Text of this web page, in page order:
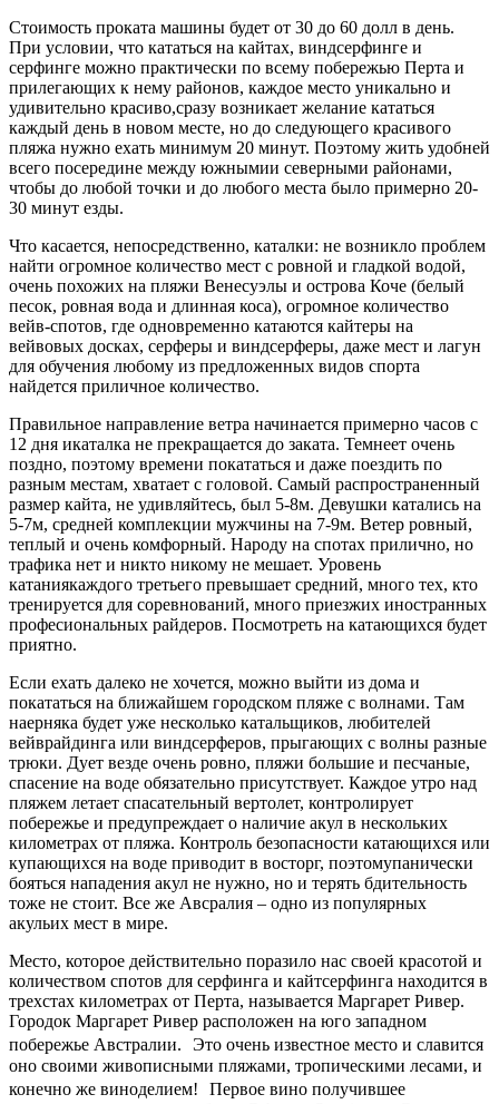
Стоимость проката машины будет от 30 до 60 долл в день.
При условии, что кататься на кайтах, виндсерфинге и
серфинге можно практически по всему побережью Перта и
прилегающих к нему районов, каждое место уникально и
удивительно красиво,сразу возникает желание кататься
каждый день в новом месте, но до следующего красивого
пляжа нужно ехать минимум 20 минут. Поэтому жить удобней
всего посередине между южнымии северными районами,
чтобы до любой точки и до любого места было примерно 20-
30 минут езды.
Что касается, непосредственно, каталки: не возникло проблем
найти огромное количество мест с ровной и гладкой водой,
очень похожих на пляжи Венесуэлы и острова Коче (белый
песок, ровная вода и длинная коса), огромное количество
вейв-спотов, где одновременно катаются кайтеры на
вейвовых досках, серферы и виндсерферы, даже мест и лагун
для обучения любому из предложенных видов спорта
найдется приличное количество.
Правильное направление ветра начинается примерно часов с
12 дня икаталка не прекращается до заката. Темнеет очень
поздно, поэтому времени покататься и даже поездить по
разным местам, хватает с головой. Самый распространенный
размер кайта, не удивляйтесь, был 5-8м. Девушки катались на
5-7м, средней комплекции мужчины на 7-9м. Ветер ровный,
теплый и очень комфорный. Народу на спотах прилично, но
трафика нет и никто никому не мешает. Уровень
катаниякаждого третьего превышает средний, много тех, кто
тренируется для соревнований, много приезжих иностранных
професиональных райдеров. Посмотреть на катающихся будет
приятно.
Если ехать далеко не хочется, можно выйти из дома и
покататься на ближайшем городском пляже с волнами. Там
наерняка будет уже несколько катальщиков, любителей
вейврайдинга или виндсерферов, прыгающих с волны разные
трюки. Дует везде очень ровно, пляжи большие и песчаные,
спасение на воде обязательно присутствует. Каждое утро над
пляжем летает спасательный вертолет, контролирует
побережье и предупреждает о наличие акул в нескольких
километрах от пляжа. Контроль безопасности катающихся или
купающихся на воде приводит в восторг, поэтомупанически
бояться нападения акул не нужно, но и терять бдительность
тоже не стоит. Все же Авсралия – одно из популярных
акульих мест в мире.
Место, которое действительно поразило нас своей красотой и
количеством спотов для серфинга и кайтсерфинга находится в
трехстах километрах от Перта, называется Маргарет Ривер.
Городок Маргарет Ривер расположен на юго западном
побережье Австралии. Это очень известное место и славится
оно своими живописными пляжами, тропическими лесами, и
конечно же виноделием! Первое вино получившее